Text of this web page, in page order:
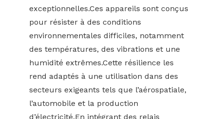
exceptionnelles.Ces appareils sont conçus
pour résister à des conditions
environnementales difficiles, notamment
des températures, des vibrations et une
humidité extrêmes.Cette résilience les
rend adaptés à une utilisation dans des
secteurs exigeants tels que l’aérospatiale,
l’automobile et la production
d’électricité.En intégrant des relais